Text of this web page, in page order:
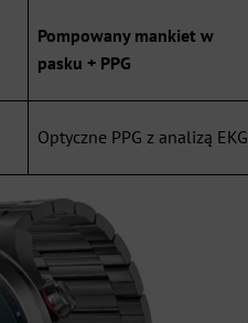
Pompowany mankiet w
pasku + PPG
Optyczne PPG z analizą EKG